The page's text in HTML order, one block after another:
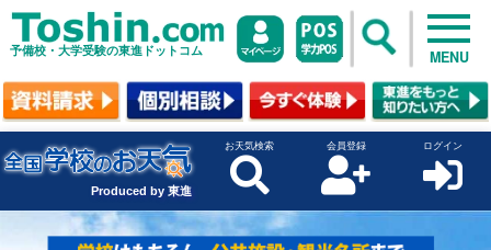
予備校・大学受験の東進ドットコム MENU
Produced by 東進
お天気検索 会員登録 ログイン